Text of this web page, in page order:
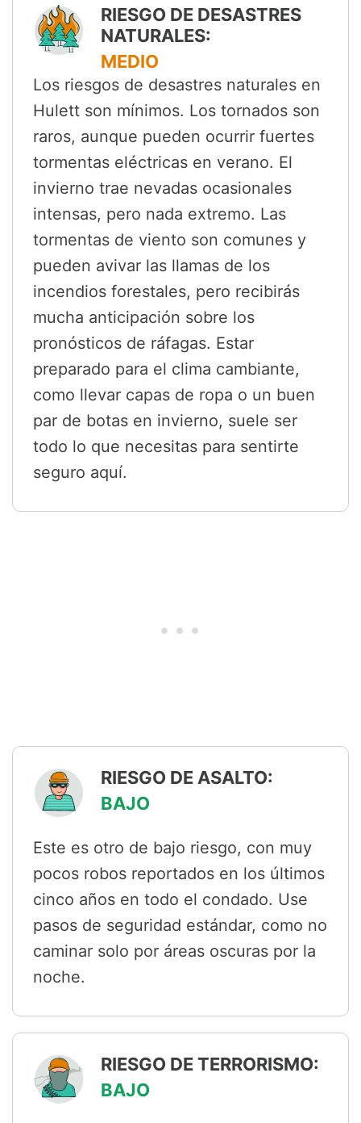
RIESGO DE DESASTRES
NATURALES:
MEDIO
Los riesgos de desastres naturales en
Hulett son mínimos. Los tornados son
raros, aunque pueden ocurrir fuertes
tormentas eléctricas en verano. El
invierno trae nevadas ocasionales
intensas, pero nada extremo. Las
tormentas de viento son comunes y
pueden avivar las llamas de los
incendios forestales, pero recibirás
mucha anticipación sobre los
pronósticos de ráfagas. Estar
preparado para el clima cambiante,
como llevar capas de ropa o un buen
par de botas en invierno, suele ser
todo lo que necesitas para sentirte
seguro aquí.
RIESGO DE ASALTO:
BAJO
Este es otro de bajo riesgo, con muy
pocos robos reportados en los últimos
cinco años en todo el condado. Use
pasos de seguridad estándar, como no
caminar solo por áreas oscuras por la
noche.
RIESGO DE TERRORISMO:
BAJO